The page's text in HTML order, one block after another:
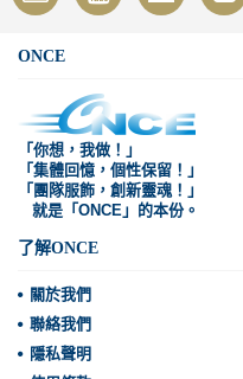
ONCE
「你想，我做！」
「集體回憶，個性保留！」
「團隊服飾，創新靈魂！」
就是「ONCE」的本份。
了解ONCE
關於我們
聯絡我們
隱私聲明